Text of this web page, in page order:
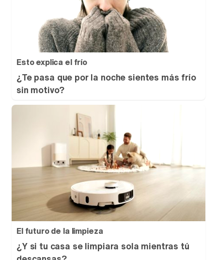
Esto explica el frío
¿Te pasa que por la noche sientes más frío
sin motivo?
El futuro de la limpieza
¿Y si tu casa se limpiara sola mientras tú